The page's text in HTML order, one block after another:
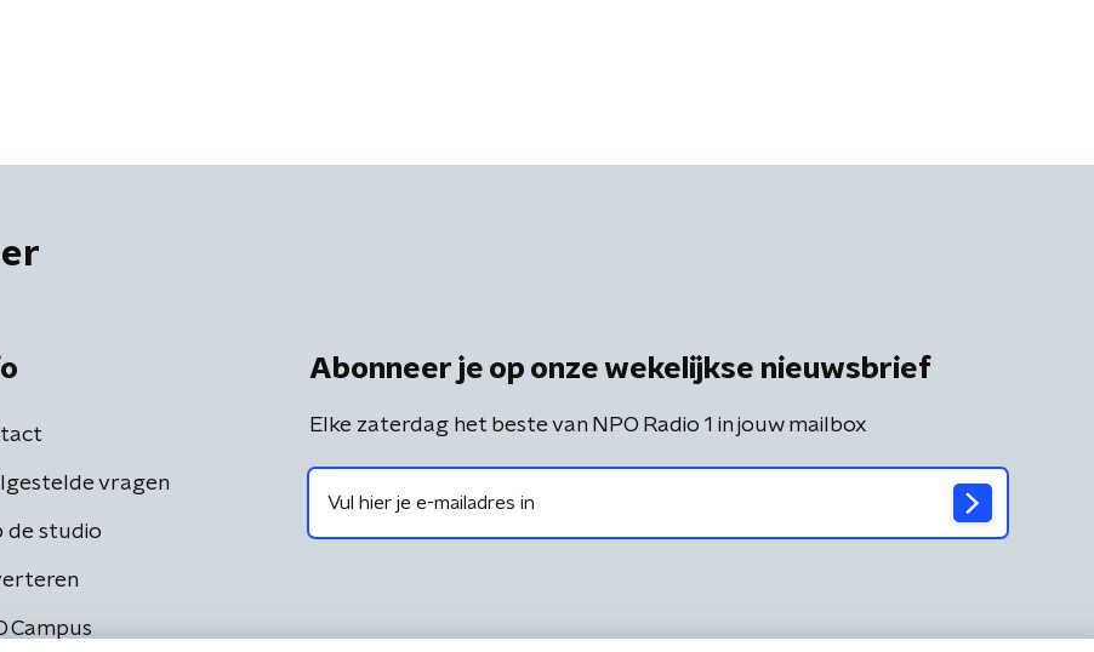
vragen
de studio
Campus
Abonneer je op onze wekelijkse nieuwsbrief
Elke zaterdag het beste van NPO Radio 1 in jouw mailbox